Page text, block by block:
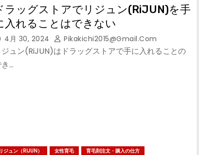
ラッグストアでリジュン(RiJUN)を手
入れることはできない
4月 30, 2024 Pikakichi2015@gmail.com
ジュン(RiJUN)はドラッグストアで手に入れることの
…
リジュン（RIJUN） 女性育毛 育毛剤注文・購入の仕方